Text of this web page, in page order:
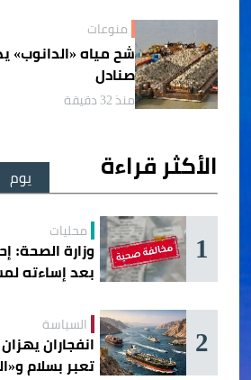
منوعات
صنادل
منذ 32 دقيقة
الأكثر قراءة يوم
1 محليات
وزارة الصحة:
بعد إساءته
2 السياسة
انفجاران
تعبر بسلام